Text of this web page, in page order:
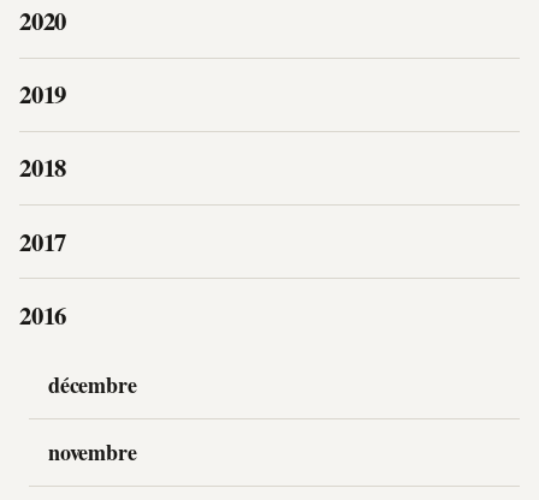
2020
2019
2018
2017
2016
décembre
novembre